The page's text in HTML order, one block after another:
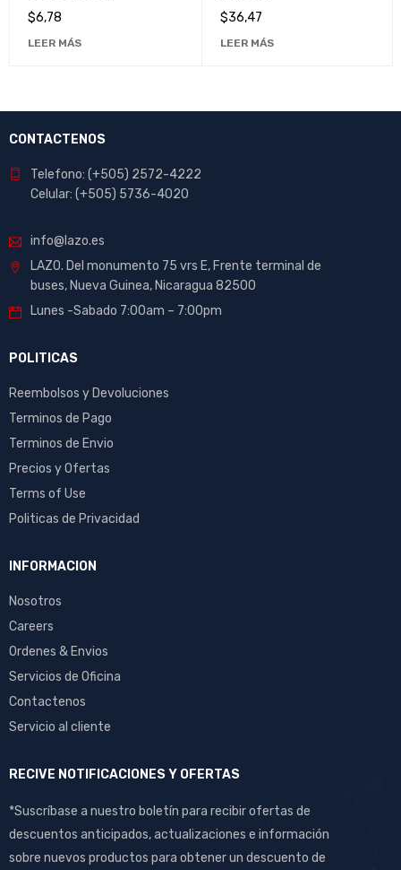
Almacenamiento de Alta
Velocidad y Calidad"
$6,78
LEER MÁS
$36,47
LEER MÁS
CONTACTENOS
Telefono: (+505) 2572-4222
Celular: (+505) 5736-4020
info@lazo.es
LAZO. Del monumento 75 vrs E, Frente terminal de
buses, Nueva Guinea, Nicaragua 82500
Lunes -Sabado 7:00am – 7:00pm
POLITICAS
Reembolsos y Devoluciones
Terminos de Pago
Terminos de Envio
Precios y Ofertas
Terms of Use
Politicas de Privacidad
INFORMACION
Nosotros
Careers
Ordenes & Envios
Servicios de Oficina
Contactenos
Servicio al cliente
RECIVE NOTIFICACIONES Y OFERTAS
*Suscríbase a nuestro boletín para recibir ofertas de
descuentos anticipados, actualizaciones e información
sobre nuevos productos para obtener un descuento de